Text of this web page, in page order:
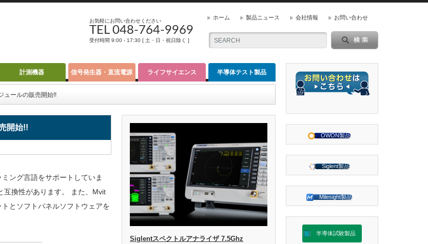
ホーム 製品ニュース 会社情報 お問い合わせ
お気軽にお問い合わせください
TEL 048-764-9969
受付時間 9:00 - 17:30 [ 土・日・祝日除く ]
計測機器 信号発生器・直流電源 ライフサイエンス 半導体テスト製品
ュールの販売開始!!
開始!!
ング言語をサポートしていま
互換性があります。 また、Mvit
とソフトパネルソフトウェアを
Siglentスペクトルアナライザ 7.5Ghz
OWON製品
Siglent製品
Milesight製品
半導体試験製品